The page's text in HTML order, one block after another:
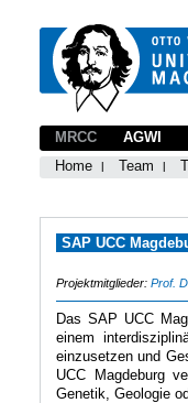
MRCC
Home
Team
AGWI
SAP UCC
Projektmitglieder: Prof.
Das SAP UCC
einem
einzusetzen und
UCC Magdeburg
Genetik, Geologie